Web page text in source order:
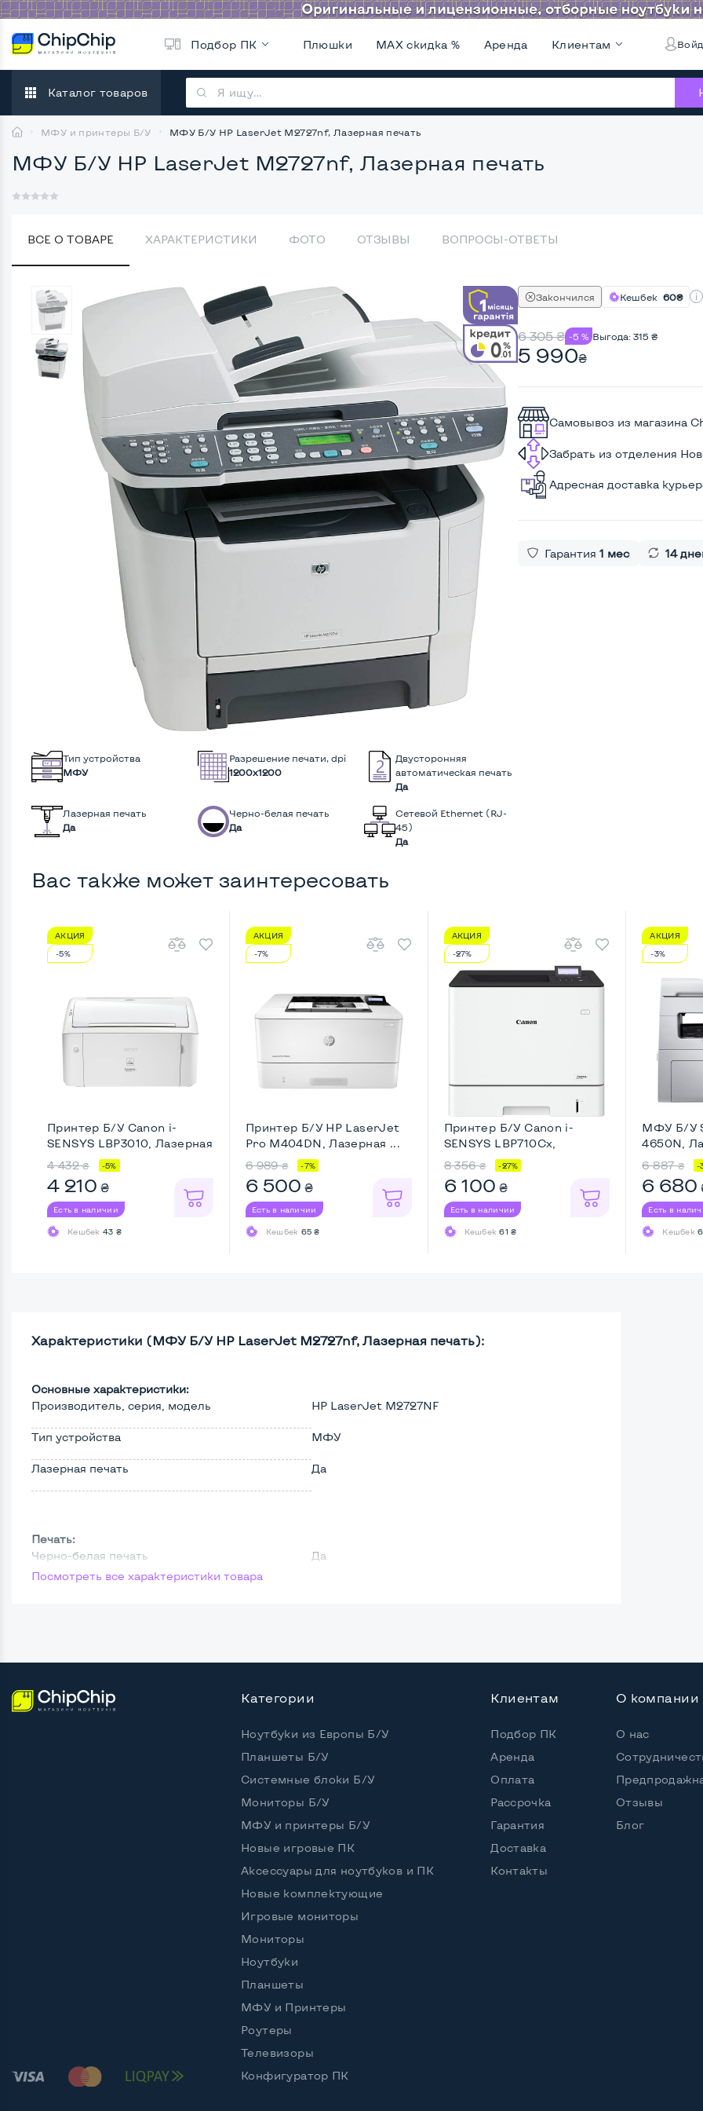
Подбор ПК Плюшки MAX скидка % Аренда Клиентам
Каталог товаров
МФУ и принтеры Б/У МФУ Б/У HP LaserJet M2727nf, Лазерная печать
МФУ Б/У HP LaserJet M2727nf, Лазерная печать
ВСЕ О ТОВАРЕ ХАРАКТЕРИСТИКИ ФОТО ОТЗЫВЫ ВОПРОСЫ-ОТВЕТЫ
Тип устройства
МФУ
Разрешение печати, dpi
1200x1200
Двусторонняя
автоматическая печать
Да
Лазерная печать
Да
Черно-белая печать
Да
Сетевой Ethernet (RJ-
45)
Да
Закончился Кешбек 60₴
6 305₴ -5 % Выгода: 315 ₴
5 990₴
Самовывоз из магазина
Забрать из отделения
Адресная доставка
Гарантия 1 мес 14
Вас также может заинтересовать
АКЦИЯ
-5%
Принтер Б/У Canon i-
SENSYS LBP3010, Лазерная
...
4 432 ₴ -5%
4 210 ₴
Есть в наличии
Кешбек 43 ₴
АКЦИЯ
-7%
Принтер Б/У HP LaserJet
Pro M404DN, Лазерная ...
6 989 ₴ -7%
6 500 ₴
Есть в наличии
Кешбек 65 ₴
АКЦИЯ
-27%
Принтер Б/У Canon i-
SENSYS LBP710Cx,
Цветной ...
8 356 ₴ -27%
6 100 ₴
Есть в наличии
Кешбек61 ₴
АКЦИЯ
-3%
МФУ Б/У
4650N,
6 887 ₴ -
6 680
Есть в
Кешбек
Характеристики (МФУ Б/У HP LaserJet M2727nf, Лазерная печать):
Основные характеристики:
Производитель, серия, модель
HP LaserJet M2727NF
Тип устройства МФУ
Лазерная печать Да
Печать:
Черно-белая печать
Да
Разрешение печати, dpi
Расходные материалы:
Емкость картриджа, копий
3000
Нет
Посмотреть все характеристики товара
Категории
Ноутбуки из Европы Б/У
Планшеты Б/У
Системные блоки Б/У
Мониторы Б/У
МФУ и принтеры Б/У
Новые игровые ПК
Аксессуары для ноутбуков и ПК
Новые комплектующие
Игровые мониторы
Мониторы
Ноутбуки
Планшеты
МФУ и Принтеры
Роутеры
Телевизоры
Конфигуратор ПК
Клиентам
Подбор ПК
Аренда
Оплата
Рассрочка
Гарантия
Доставка
Контакты
О компании
О нас
Отзывы
Блог